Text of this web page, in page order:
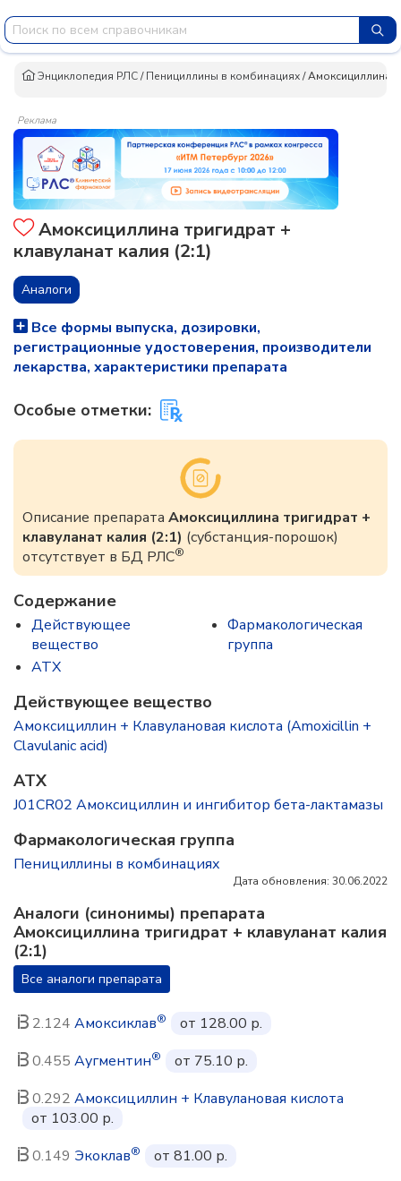
Энциклопедия РЛС/Пенициллины в комбинациях/Амоксициллина
Реклама
Амоксициллина тригидрат +
клавуланат калия (2:1)
Аналоги
Все формы выпуска, дозировки,
регистрационные удостоверения, производители
лекарства, характеристики препарата
Особые отметки:
Описание препарата Амоксициллина тригидрат +
клавуланат калия (2:1) (субстанция-порошок)
отсутствует в БД РЛС®
Содержание
Действующее
вещество
ATX
Фармакологическая
группа
Действующее вещество
Амоксициллин + Клавулановая кислота (Amoxicillin +
Clavulanic acid)
ATX
J01CR02 Амоксициллин и ингибитор бета-лактамазы
Фармакологическая группа
Пенициллины в комбинациях
Дата обновления: 30.06.2022
Аналоги (синонимы) препарата
Амоксициллина тригидрат + клавуланат калия
(2:1)
Все аналоги препарата
2.124 Амоксиклав®
от 128.00 р.
0.455 Аугментин®
от 75.10 р.
0.292 Амоксициллин + Клавулановая кислота
от 103.00 р.
0.149 Экоклав®
от 81.00 р.